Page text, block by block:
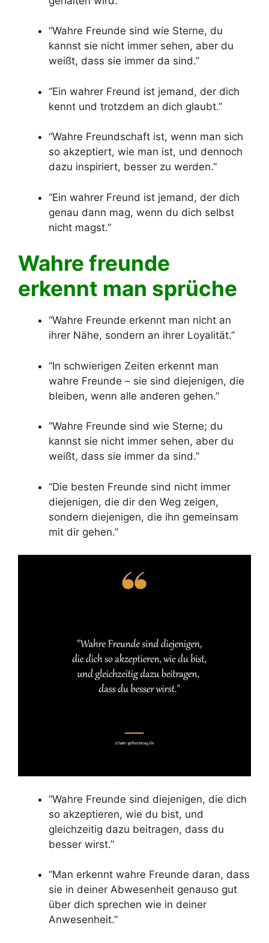
“Wahre Freunde sind wie Sterne, du
kannst sie nicht immer sehen, aber du
weißt, dass sie immer da sind.”
“Ein wahrer Freund ist jemand, der dich
kennt und trotzdem an dich glaubt.”
“Wahre Freundschaft ist, wenn man sich
so akzeptiert, wie man ist, und dennoch
dazu inspiriert, besser zu werden.”
“Ein wahrer Freund ist jemand, der dich
genau dann mag, wenn du dich selbst
nicht magst.”
Wahre freunde
erkennt man sprüche
“Wahre Freunde erkennt man nicht an
ihrer Nähe, sondern an ihrer Loyalität.”
“In schwierigen Zeiten erkennt man
wahre Freunde – sie sind diejenigen, die
bleiben, wenn alle anderen gehen.”
“Wahre Freunde sind wie Sterne; du
kannst sie nicht immer sehen, aber du
weißt, dass sie immer da sind.”
“Die besten Freunde sind nicht immer
diejenigen, die dir den Weg zeigen,
sondern diejenigen, die ihn gemeinsam
mit dir gehen.”
“Wahre Freunde sind diejenigen, die dich
so akzeptieren, wie du bist, und
gleichzeitig dazu beitragen, dass du
besser wirst.”
“Man erkennt wahre Freunde daran, dass
sie in deiner Abwesenheit genauso gut
über dich sprechen wie in deiner
Anwesenheit.”